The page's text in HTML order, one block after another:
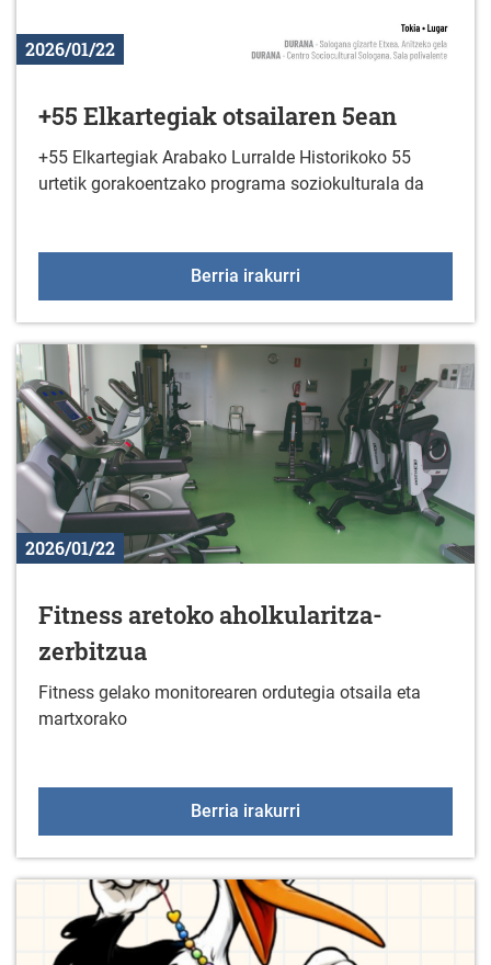
2026/01/22
+55 Elkartegiak otsailaren 5ean
+55 Elkartegiak Arabako Lurralde Historikoko 55
urtetik gorakoentzako programa soziokulturala da
Berria irakurri
2026/01/22
Fitness aretoko aholkularitza-
zerbitzua
Fitness gelako monitorearen ordutegia otsaila eta
martxorako
Berria irakurri